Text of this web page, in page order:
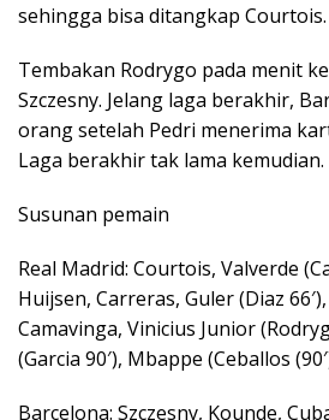
sehingga bisa ditangkap Courtois.
Tembakan Rodrygo pada menit
Szczesny. Jelang laga berakhir,
orang setelah Pedri menerima
Laga berakhir tak lama kemudian.
Susunan pemain
Real Madrid: Courtois, Valverde
Huijsen, Carreras, Guler (Diaz
Camavinga, Vinicius Junior
(Garcia 90′), Mbappe (Ceballos
Barcelona: Szczesny, Kounde,